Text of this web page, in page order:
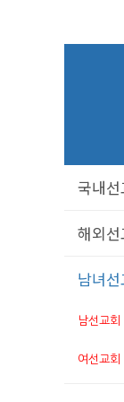
국내선
해외선
남녀선
남선교회
여선교회